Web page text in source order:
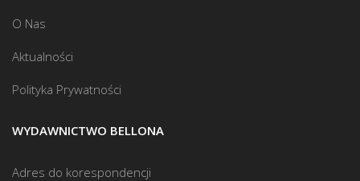
O Nas
Aktualności
Polityka Prywatności
WYDAWNICTWO BELLONA
Adres do korespondencji